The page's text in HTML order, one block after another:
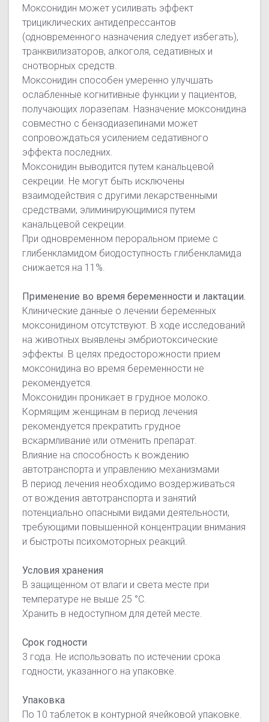
Моксонидин может усиливать эффект
трициклических антидепрессантов
(одновременного назначения следует избегать),
транквилизаторов, алкоголя, седативных и
снотворных средств.
Моксонидин способен умеренно улучшать
ослабленные когнитивные функции у пациентов,
получающих лоразепам. Назначение моксонидина
совместно с бензодиазепинами может
сопровождаться усилением седативного
эффекта последних.
Моксонидин выводится путем канальцевой
секреции. Не могут быть исключены
взаимодействия с другими лекарственными
средствами, элиминирующимися путем
канальцевой секреции.
При одновременном пероральном приеме с
глибенкламидом биодоступность глибенкламида
снижается на 11%.
Применение во время беременности и лактации.
Клинические данные о лечении беременных
моксонидином отсутствуют. В ходе исследований
на животных выявлены эмбриотоксические
эффекты. В целях предосторожности прием
моксонидина во время беременности не
рекомендуется.
Моксонидин проникает в грудное молоко.
Кормящим женщинам в период лечения
рекомендуется прекратить грудное
вскармливание или отменить препарат.
Влияние на способность к вождению
автотранспорта и управлению механизмами
В период лечения необходимо воздерживаться
от вождения автотранспорта и занятий
потенциально опасными видами деятельности,
требующими повышенной концентрации внимания
и быстроты психомоторных реакций.
Условия хранения
В защищенном от влаги и света месте при
температуре не выше 25 °С.
Хранить в недоступном для детей месте.
Срок годности
3 года. Не использовать по истечении срока
годности, указанного на упаковке.
Упаковка
По 10 таблеток в контурной ячейковой упаковке.